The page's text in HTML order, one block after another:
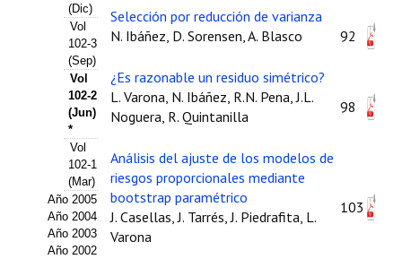
Políticas Editoriales
Propuesta Volumen Especial
Sello Calidad FECYT
Premio Prensa Agraria
Buscador de Artículos
JORNADAS AIDA
Presentación Jornadas
(Dic)
Vol
102-3
(Sep)
Vol
102-2
(Jun)
*
Vol
102-1
(Mar)
Año 2005
Año 2004
Año 2003
Año 2002
Selección por reducción de varianza
N. Ibáñez, D. Sorensen, A. Blasco
92
¿Es razonable un residuo simétrico?
L. Varona, N. Ibáñez, R.N. Pena, J.L.
Noguera, R. Quintanilla
98
Análisis del ajuste de los modelos de
riesgos proporcionales mediante
bootstrap paramétrico
J. Casellas, J. Tarrés, J. Piedrafita, L.
Varona
103